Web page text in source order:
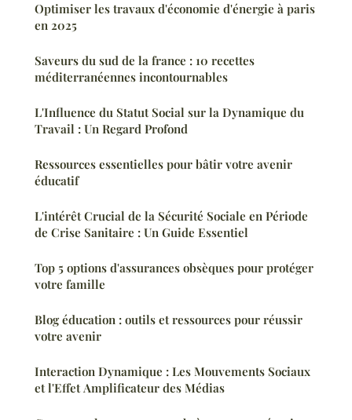
Optimiser les travaux d'économie d'énergie à paris
en 2025
Saveurs du sud de la france : 10 recettes
méditerranéennes incontournables
L'Influence du Statut Social sur la Dynamique du
Travail : Un Regard Profond
Ressources essentielles pour bâtir votre avenir
éducatif
L'intérêt Crucial de la Sécurité Sociale en Période
de Crise Sanitaire : Un Guide Essentiel
Top 5 options d'assurances obsèques pour protéger
votre famille
Blog éducation : outils et ressources pour réussir
votre avenir
Interaction Dynamique : Les Mouvements Sociaux
et l'Effet Amplificateur des Médias